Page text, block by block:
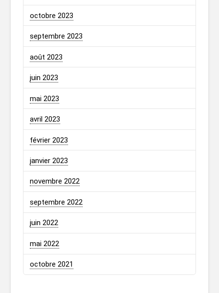
octobre 2023
septembre 2023
août 2023
juin 2023
mai 2023
avril 2023
février 2023
janvier 2023
novembre 2022
septembre 2022
juin 2022
mai 2022
octobre 2021